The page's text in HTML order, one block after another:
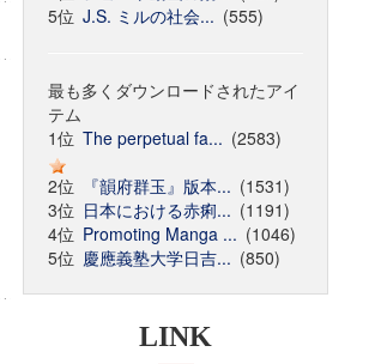
5位 J.S. ミルの社会... (555)
最も多くダウンロードされたアイ
テム
1位 The perpetual fa... (2583)
2位
『韻府群玉』版本... (1531)
3位 日本における赤痢... (1191)
4位 Promoting Manga ... (1046)
5位 慶應義塾大学日吉... (850)
LINK